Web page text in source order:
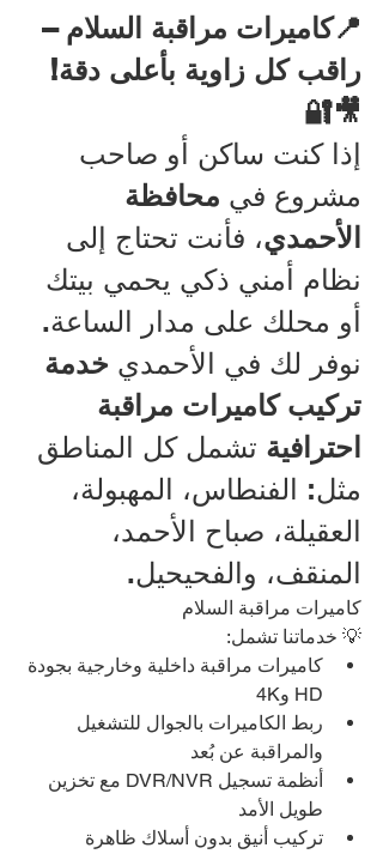
📍كاميرات مراقبة السلام –
راقب كل زاوية بأعلى دقة!
🎥🔐
إذا كنت ساكن أو صاحب
مشروع في محافظة
الأحمدي، فأنت تحتاج إلى
نظام أمني ذكي يحمي بيتك
أو محلك على مدار الساعة.
نوفر لك في الأحمدي خدمة
تركيب كاميرات مراقبة
احترافية تشمل كل المناطق
مثل: الفنطاس، المهبولة،
العقيلة، صباح الأحمد،
المنقف، والفحيحيل.
كاميرات مراقبة السلام
💡 خدماتنا تشمل:
كاميرات مراقبة داخلية وخارجية بجودة
HD و4K
ربط الكاميرات بالجوال للتشغيل
والمراقبة عن بُعد
أنظمة تسجيل DVR/NVR مع تخزين
طويل الأمد
تركيب أنيق بدون أسلاك ظاهرة